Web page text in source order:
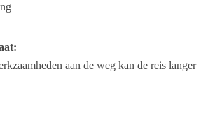
aan de weg kan de reis langer